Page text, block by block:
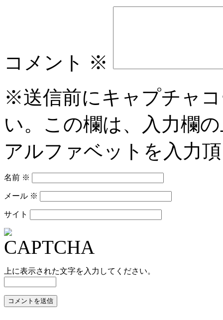
コメント ※
※送信前にキャプチャ
い。この欄は、入力欄
アルファベットを入力
名前 ※
メール ※
サイト
上に表示された文字を入力してください。